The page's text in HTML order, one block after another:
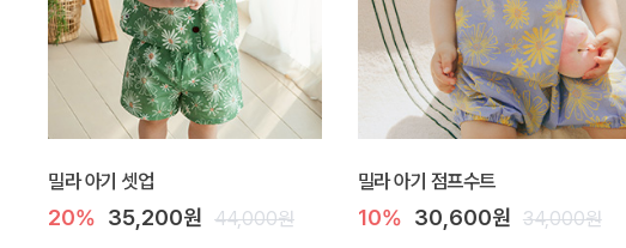
밀라 아기 셋업
20% 35,200원 44,000원
밀라 아기 점프수트
10% 30,600원 34,000원